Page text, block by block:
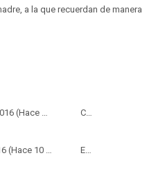
a la que recuerdan de manera
y 11 meses)
Copia Física
años y 1 mes) Estreno